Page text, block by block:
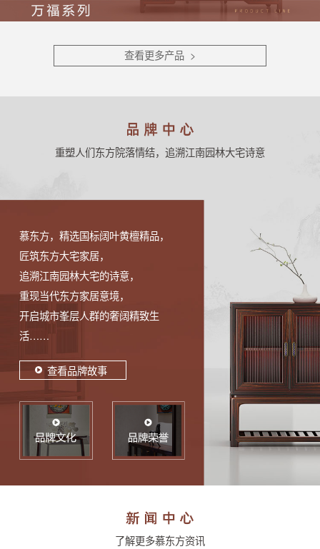
查看更多产品 >
重塑人们东方院落情结，追溯江南园林大宅诗意
慕东方，精选国标阔叶黄檀精品，
匠筑东方大宅家居，
追溯江南园林大宅的诗意，
重现当代东方家居意境，
开启城市峯层人群的奢阔精致生
活……
查看品牌故事
了解更多慕东方资讯